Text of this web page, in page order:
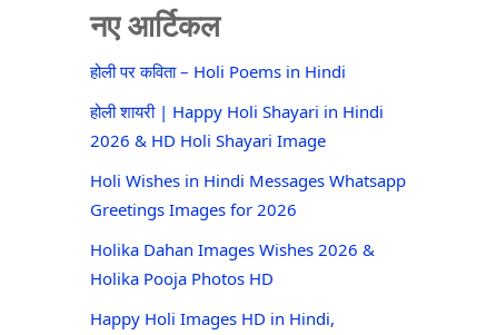
नए आर्टिकल
होली पर कविता – Holi Poems in Hindi
होली शायरी | Happy Holi Shayari in Hindi
2026 & HD Holi Shayari Image
Holi Wishes in Hindi Messages Whatsapp
Greetings Images for 2026
Holika Dahan Images Wishes 2026 &
Holika Pooja Photos HD
Happy Holi Images HD in Hindi,